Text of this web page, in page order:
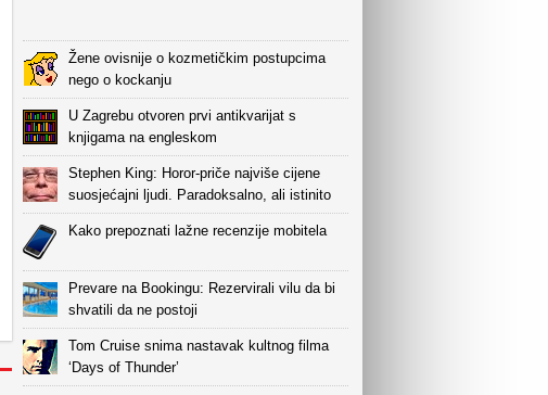
Žene ovisnije o kozmetičkim postupcima
nego o kockanju
U Zagrebu otvoren prvi antikvarijat s
knjigama na engleskom
Stephen King: Horor-priče najviše cijene
suosjećajni ljudi. Paradoksalno, ali istinito
Kako prepoznati lažne recenzije mobitela
Prevare na Bookingu: Rezervirali vilu da bi
shvatili da ne postoji
Tom Cruise snima nastavak kultnog filma
‘Days of Thunder’